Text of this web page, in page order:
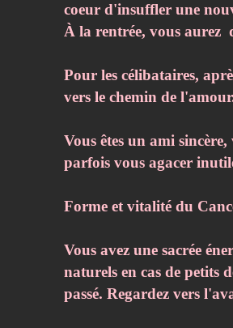
coeur d'insuffler une
À la rentrée, vous aurez
Pour les célibataires,
vers le chemin de
Vous êtes un ami
parfois vous agacer
Forme et vitalité du
Vous avez une sacrée
naturels en cas de petits
passé. Regardez vers